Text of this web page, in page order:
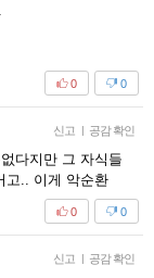
0
0
신고 | 공감 확인
다지만 그 자식들
고.. 이게 악순환
0
0
신고 | 공감 확인